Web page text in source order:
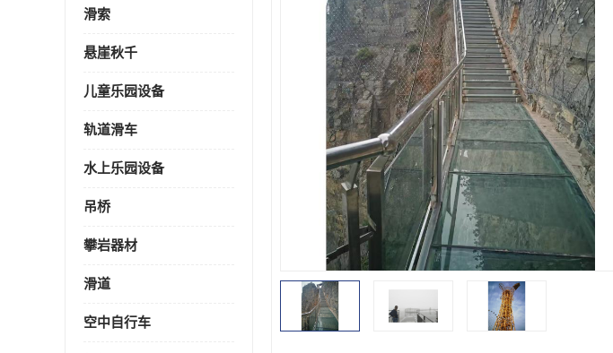
滑索
悬崖秋千
儿童乐园设备
轨道滑车
水上乐园设备
吊桥
攀岩器材
滑道
空中自行车